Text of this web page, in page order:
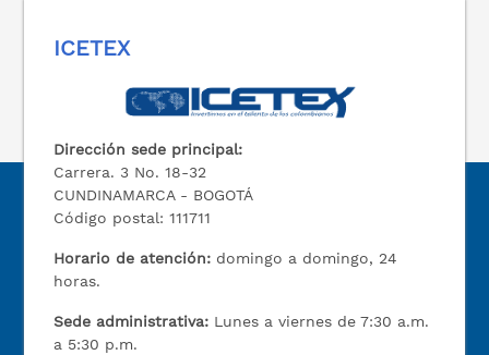
ICETEX
Dirección sede principal:
Carrera. 3 No. 18-32
CUNDINAMARCA - BOGOTÁ
Código postal: 111711
Horario de atención: domingo a domingo, 24
horas.
Sede administrativa: Lunes a viernes de 7:30 a.m.
a 5:30 p.m.